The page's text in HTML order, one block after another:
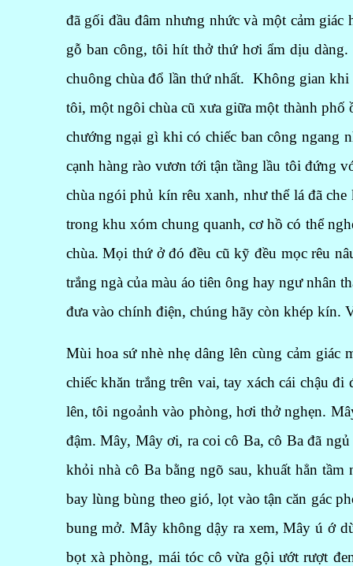
đã gối đầu đâm nhưng nhức và một cảm
gỗ ban công, tôi hít thở thứ hơi ẩm dịu
chuông chùa đổ lần thứ nhất. Không gian
tôi, một ngôi chùa cũ xưa giữa một thành
chướng ngại gì khi có chiếc ban công ngang
cạnh hàng rào vươn tới tận tầng lầu tôi đứng
chùa ngói phủ kín rêu xanh, như thể lá đã
trong khu xóm chung quanh, cơ hồ có thể
chùa. Mọi thứ ở đó đều cũ kỹ đều mọc rêu
trắng ngà của màu áo tiên ông hay ngư nhân
đưa vào chính điện, chúng hãy còn khép kín.
Mùi hoa sứ nhè nhẹ dâng lên cùng cảm
chiếc khăn trắng trên vai, tay xách cái chậu
lên, tôi ngoảnh vào phòng, hơi thở nghẹn.
đậm. Mây, Mây ơi, ra coi cô Ba, cô Ba đã
khỏi nhà cô Ba bằng ngõ sau, khuất hẳn
bay lùng bùng theo gió, lọt vào tận căn gác
bung mở. Mây không dậy ra xem, Mây ú ớ
bọt xà phòng, mái tóc cô vừa gội ướt rượt